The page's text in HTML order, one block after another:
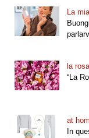
La
la
“La
at
In